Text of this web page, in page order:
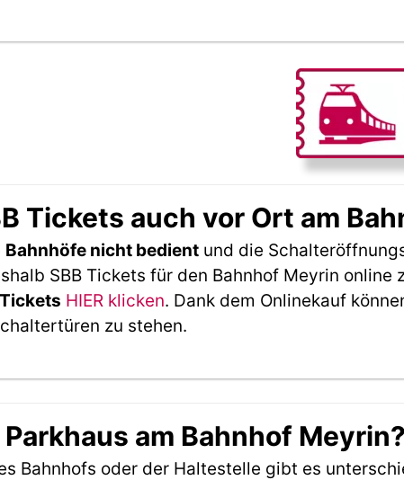
Tickets auch vor Ort am
Bahnhöfe nicht bedient und die
SBB Tickets für den Bahnhof Meyrin
HIER klicken. Dank dem Onlinekauf
zu stehen.
am Bahnhof Meyrin?
Bahnhofs oder der Haltestelle gibt es